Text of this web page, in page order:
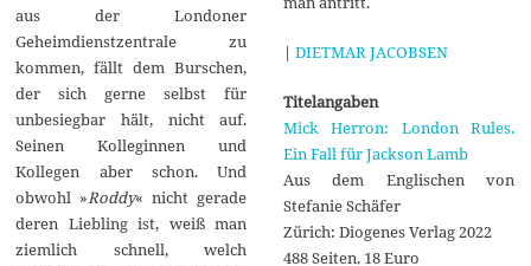
aus der Londoner
Geheimdienstzentrale zu
kommen, fällt dem Burschen,
der sich gerne selbst für
unbesiegbar hält, nicht auf.
Seinen Kolleginnen und
Kollegen aber schon. Und
obwohl »Roddy« nicht gerade
deren Liebling ist, weiß man
ziemlich schnell, welch
| DIETMAR JACOBSEN
Titelangaben
Mick Herron: London Rules.
Ein Fall für Jackson Lamb
Aus dem Englischen von
Stefanie Schäfer
Zürich: Diogenes Verlag 2022
488 Seiten. 18 Euro